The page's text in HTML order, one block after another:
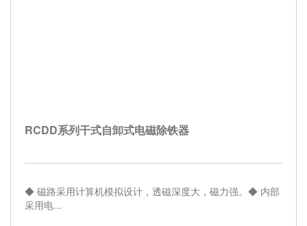
RCDD系列干式自卸式电磁除铁器
◆ 磁路采用计算机模拟设计，透磁深度大，磁力强。◆ 内部
采用电...